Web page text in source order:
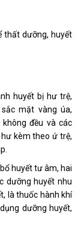
thất dưỡng, huyết
huyết bị hư trệ,
mặt vàng úa,
đều và các
kèm theo ứ trệ,
huyết tư âm, hai
dưỡng huyết nhu
là thuốc hành khí
dưỡng huyết,